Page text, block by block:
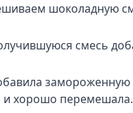
шоколадную
смесь
и хорошо